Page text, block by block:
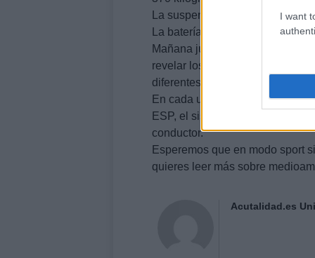
I want
La suspensión delantera es
La batería es de níquel metal
Mañana jueves, en el stand de
revelar los últimos detalles de
diferentes.
En cada uno de ellos, el CT
ESP, el sistema de tracción o el
conductor.
Esperemos que en modo sport
quieres leer más sobre
Acutalidad.es